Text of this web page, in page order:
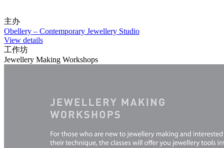
主办
Obellery – Contemporary Jewellery Studio
View details
工作坊
Jewellery Making Workshops